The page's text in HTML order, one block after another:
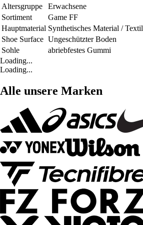
Altersgruppe
Erwachsene
Sortiment
Game FF
Hauptmaterial Synthetisches Material / Textil
Shoe Surface Ungeschützter Boden
Sohle
abriebfestes Gummi
Loading...
Loading...
Alle unsere Marken